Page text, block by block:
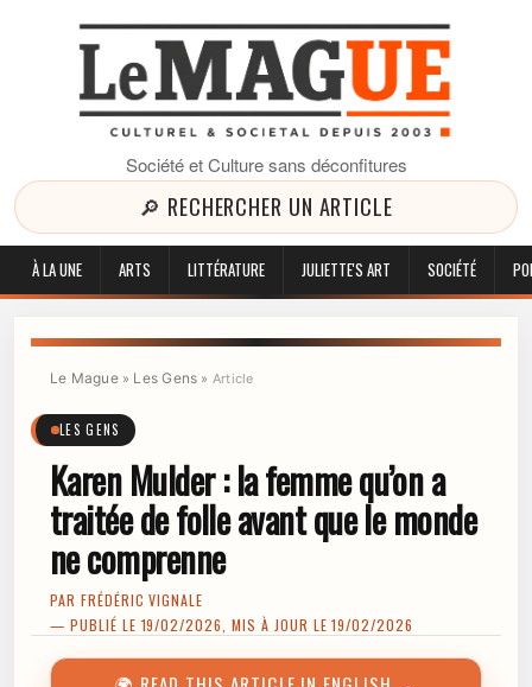
Société et Culture sans déconfitures
🔎 RECHERCHER UN ARTICLE
À LA UNE ARTS LITTÉRATURE JULIETTE'S ART SOCIÉTÉ
Le Mague» Les Gens » Article
LES GENS
Karen Mulder : la femme qu’on a
traitée de folle avant que le monde
ne comprenne
PAR FRÉDÉRIC VIGNALE
— PUBLIÉ LE 19/02/2026, MIS À JOUR LE 19/02/2026